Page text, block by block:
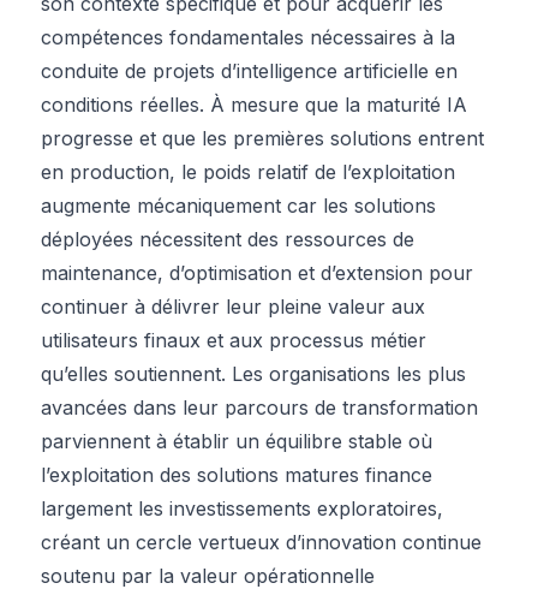
compétences fondamentales nécessaires à la
conduite de projets d’intelligence artificielle en
conditions réelles. À mesure que la maturité IA
progresse et que les premières solutions entrent
en production, le poids relatif de l’exploitation
augmente mécaniquement car les solutions
déployées nécessitent des ressources de
maintenance, d’optimisation et d’extension pour
continuer à délivrer leur pleine valeur aux
utilisateurs finaux et aux processus métier
qu’elles soutiennent. Les organisations les plus
avancées dans leur parcours de transformation
parviennent à établir un équilibre stable où
l’exploitation des solutions matures finance
largement les investissements exploratoires,
créant un cercle vertueux d’innovation continue
soutenu par la valeur opérationnelle